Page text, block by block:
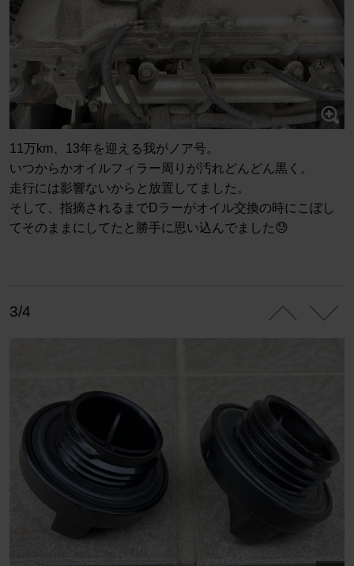
11万km、13年を迎える我がノア号。
いつからかオイルフィラー周りが汚れどんどん黒く。
走行には影響ないからと放置してました。
そして、指摘されるまでDラーがオイル交換の時にこぼし
てそのままにしてたと勝手に思い込んでました😓
3/4